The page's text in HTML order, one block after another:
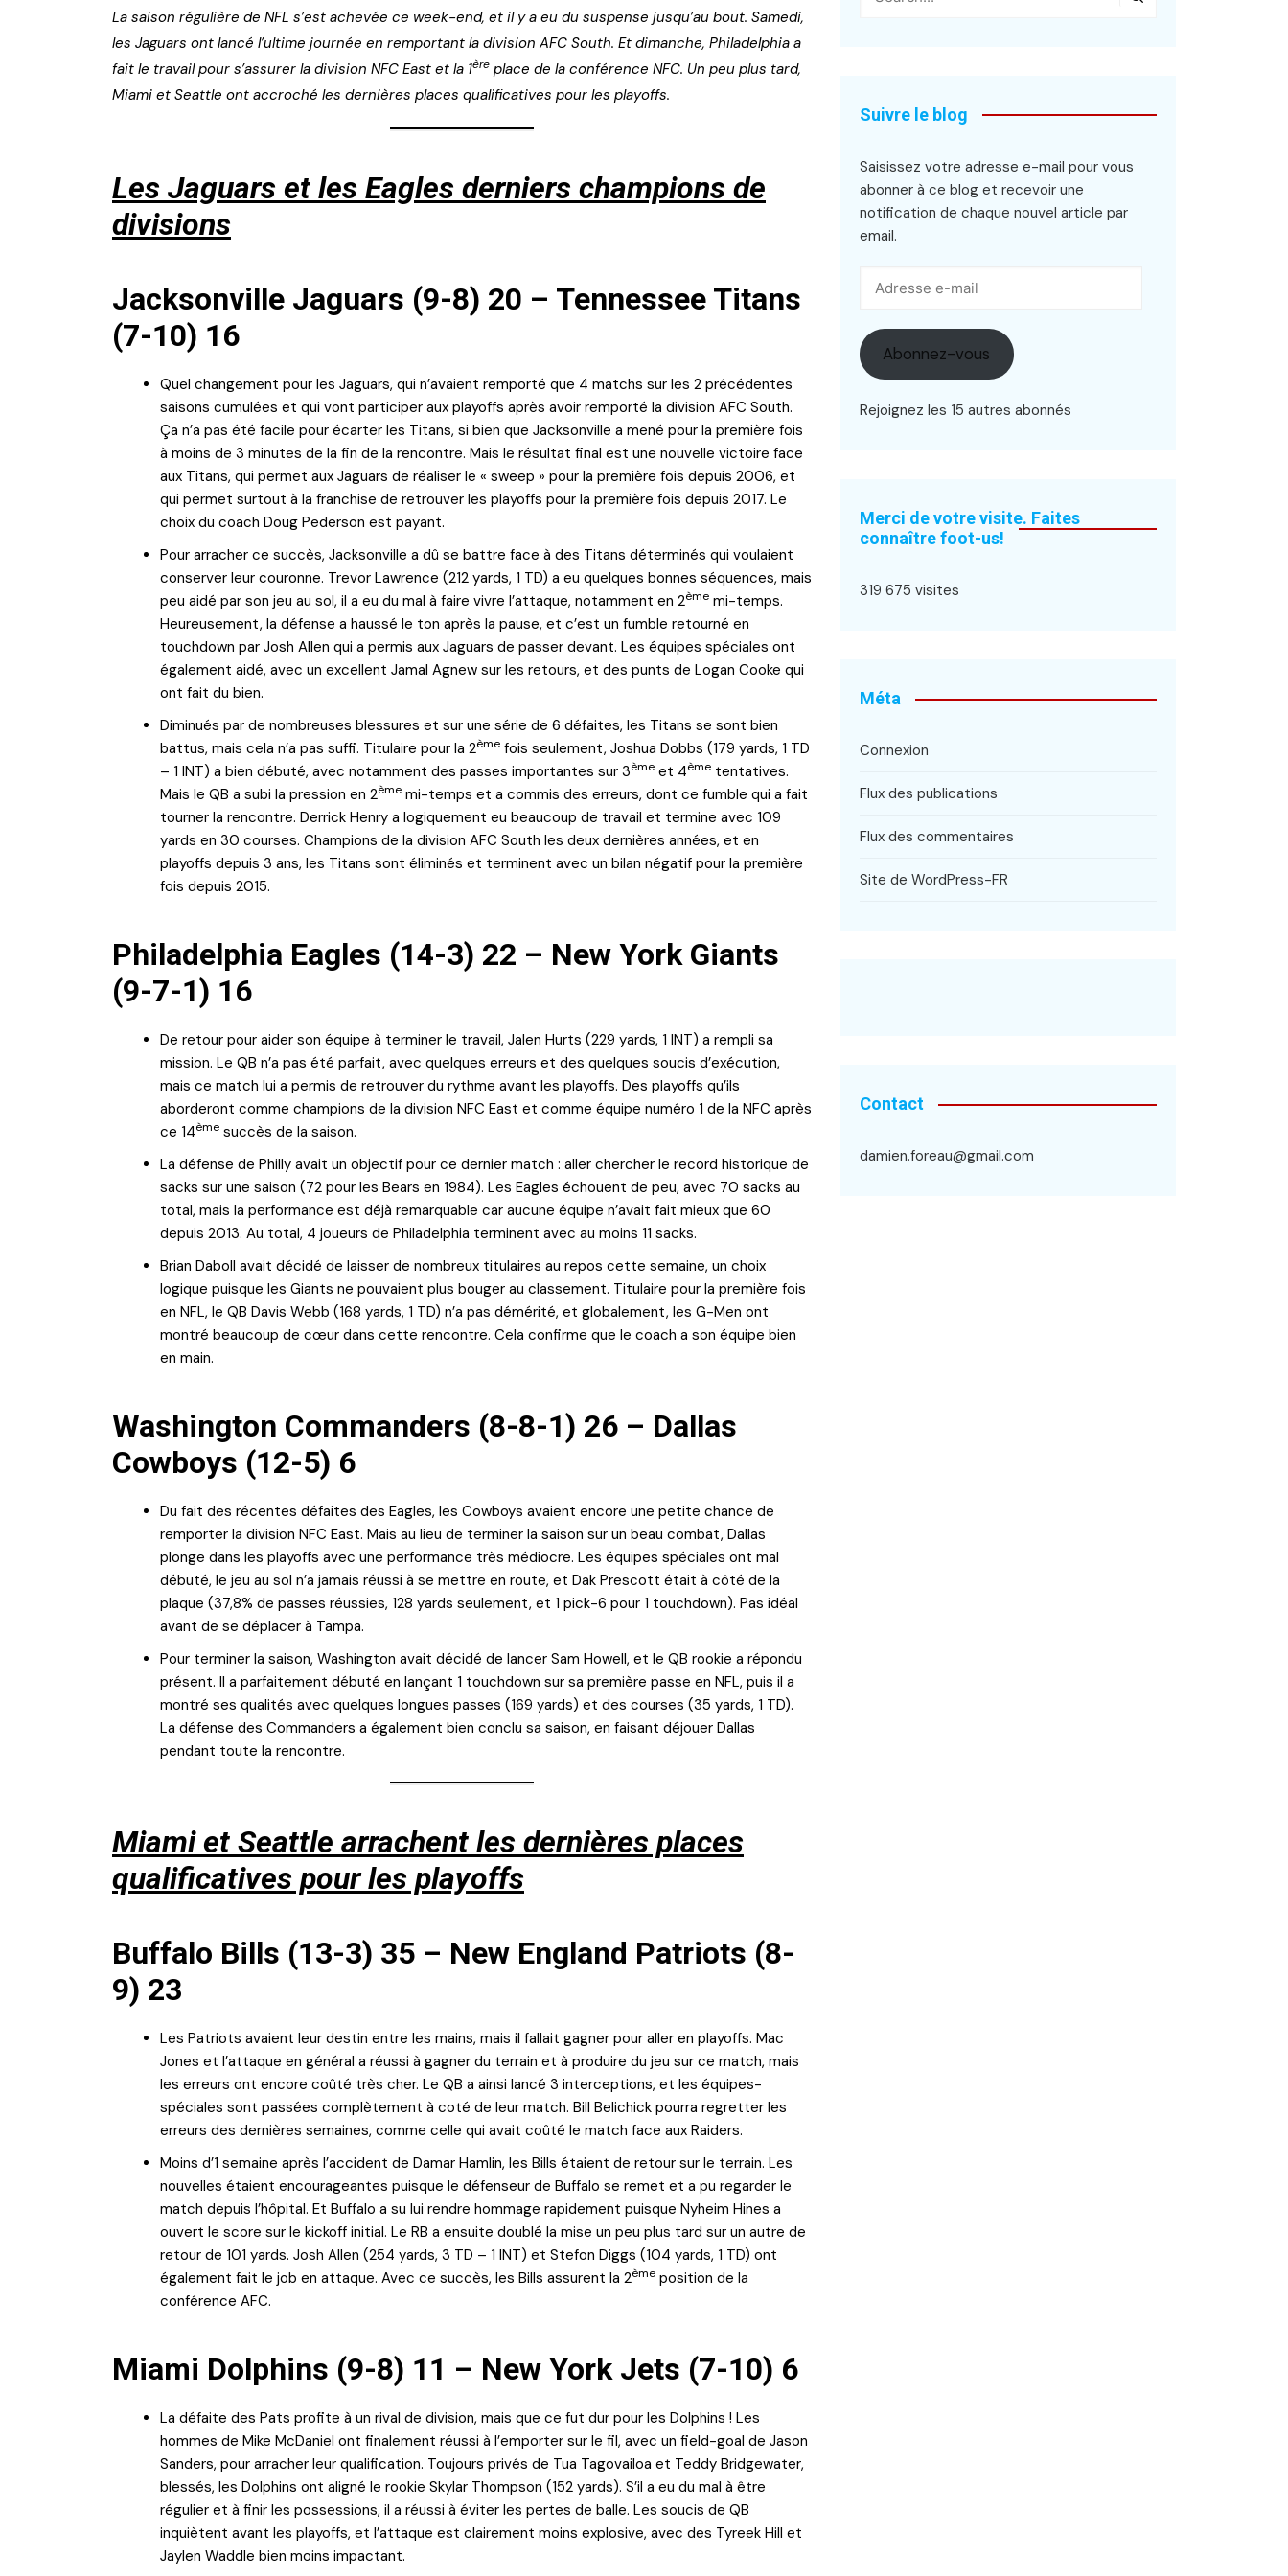
La saison régulière de NFL s’est achevée ce week-end, et il y a eu du suspense jusqu’au bout. Samedi,
les Jaguars ont lancé l’ultime journée en remportant la division AFC South. Et dimanche, Philadelphia a
fait le travail pour s’assurer la division NFC East et la 1ère place de la conférence NFC. Un peu plus tard,
Miami et Seattle ont accroché les dernières places qualificatives pour les playoffs.
Les Jaguars et les Eagles derniers champions de
divisions
Jacksonville Jaguars (9-8) 20 – Tennessee Titans
(7-10) 16
Quel changement pour les Jaguars, qui n’avaient remporté que 4 matchs sur les 2 précédentes
saisons cumulées et qui vont participer aux playoffs après avoir remporté la division AFC South.
Ça n’a pas été facile pour écarter les Titans, si bien que Jacksonville a mené pour la première fois
à moins de 3 minutes de la fin de la rencontre. Mais le résultat final est une nouvelle victoire face
aux Titans, qui permet aux Jaguars de réaliser le « sweep » pour la première fois depuis 2006, et
qui permet surtout à la franchise de retrouver les playoffs pour la première fois depuis 2017. Le
choix du coach Doug Pederson est payant.
Pour arracher ce succès, Jacksonville a dû se battre face à des Titans déterminés qui voulaient
conserver leur couronne. Trevor Lawrence (212 yards, 1 TD) a eu quelques bonnes séquences, mais
peu aidé par son jeu au sol, il a eu du mal à faire vivre l’attaque, notamment en 2ème mi-temps.
Heureusement, la défense a haussé le ton après la pause, et c’est un fumble retourné en
touchdown par Josh Allen qui a permis aux Jaguars de passer devant. Les équipes spéciales ont
également aidé, avec un excellent Jamal Agnew sur les retours, et des punts de Logan Cooke qui
ont fait du bien.
Diminués par de nombreuses blessures et sur une série de 6 défaites, les Titans se sont bien
battus, mais cela n’a pas suffi. Titulaire pour la 2ème fois seulement, Joshua Dobbs (179 yards, 1 TD
– 1 INT) a bien débuté, avec notamment des passes importantes sur 3ème et 4ème tentatives.
Mais le QB a subi la pression en 2ème mi-temps et a commis des erreurs, dont ce fumble qui a fait
tourner la rencontre. Derrick Henry a logiquement eu beaucoup de travail et termine avec 109
yards en 30 courses. Champions de la division AFC South les deux dernières années, et en
playoffs depuis 3 ans, les Titans sont éliminés et terminent avec un bilan négatif pour la première
fois depuis 2015.
Philadelphia Eagles (14-3) 22 – New York Giants
(9-7-1) 16
De retour pour aider son équipe à terminer le travail, Jalen Hurts (229 yards, 1 INT) a rempli sa
mission. Le QB n’a pas été parfait, avec quelques erreurs et des quelques soucis d’exécution,
mais ce match lui a permis de retrouver du rythme avant les playoffs. Des playoffs qu’ils
aborderont comme champions de la division NFC East et comme équipe numéro 1 de la NFC après
ce 14ème succès de la saison.
La défense de Philly avait un objectif pour ce dernier match : aller chercher le record historique de
sacks sur une saison (72 pour les Bears en 1984). Les Eagles échouent de peu, avec 70 sacks au
total, mais la performance est déjà remarquable car aucune équipe n’avait fait mieux que 60
depuis 2013. Au total, 4 joueurs de Philadelphia terminent avec au moins 11 sacks.
Brian Daboll avait décidé de laisser de nombreux titulaires au repos cette semaine, un choix
logique puisque les Giants ne pouvaient plus bouger au classement. Titulaire pour la première fois
en NFL, le QB Davis Webb (168 yards, 1 TD) n’a pas démérité, et globalement, les G-Men ont
montré beaucoup de cœur dans cette rencontre. Cela confirme que le coach a son équipe bien
en main.
Washington Commanders (8-8-1) 26 – Dallas
Cowboys (12-5) 6
Du fait des récentes défaites des Eagles, les Cowboys avaient encore une petite chance de
remporter la division NFC East. Mais au lieu de terminer la saison sur un beau combat, Dallas
plonge dans les playoffs avec une performance très médiocre. Les équipes spéciales ont mal
débuté, le jeu au sol n’a jamais réussi à se mettre en route, et Dak Prescott était à côté de la
plaque (37,8% de passes réussies, 128 yards seulement, et 1 pick-6 pour 1 touchdown). Pas idéal
avant de se déplacer à Tampa.
Pour terminer la saison, Washington avait décidé de lancer Sam Howell, et le QB rookie a répondu
présent. Il a parfaitement débuté en lançant 1 touchdown sur sa première passe en NFL, puis il a
montré ses qualités avec quelques longues passes (169 yards) et des courses (35 yards, 1 TD).
La défense des Commanders a également bien conclu sa saison, en faisant déjouer Dallas
pendant toute la rencontre.
Miami et Seattle arrachent les dernières places
qualificatives pour les playoffs
Buffalo Bills (13-3) 35 – New England Patriots (8-
9) 23
Les Patriots avaient leur destin entre les mains, mais il fallait gagner pour aller en playoffs. Mac
Jones et l’attaque en général a réussi à gagner du terrain et à produire du jeu sur ce match, mais
les erreurs ont encore coûté très cher. Le QB a ainsi lancé 3 interceptions, et les équipes-
spéciales sont passées complètement à coté de leur match. Bill Belichick pourra regretter les
erreurs des dernières semaines, comme celle qui avait coûté le match face aux Raiders.
Moins d’1 semaine après l’accident de Damar Hamlin, les Bills étaient de retour sur le terrain. Les
nouvelles étaient encourageantes puisque le défenseur de Buffalo se remet et a pu regarder le
match depuis l’hôpital. Et Buffalo a su lui rendre hommage rapidement puisque Nyheim Hines a
ouvert le score sur le kickoff initial. Le RB a ensuite doublé la mise un peu plus tard sur un autre de
retour de 101 yards. Josh Allen (254 yards, 3 TD – 1 INT) et Stefon Diggs (104 yards, 1 TD) ont
également fait le job en attaque. Avec ce succès, les Bills assurent la 2ème position de la
conférence AFC.
Miami Dolphins (9-8) 11 – New York Jets (7-10) 6
La défaite des Pats profite à un rival de division, mais que ce fut dur pour les Dolphins ! Les
hommes de Mike McDaniel ont finalement réussi à l’emporter sur le fil, avec un field-goal de Jason
Sanders, pour arracher leur qualification. Toujours privés de Tua Tagovailoa et Teddy Bridgewater,
blessés, les Dolphins ont aligné le rookie Skylar Thompson (152 yards). S’il a eu du mal à être
régulier et à finir les possessions, il a réussi à éviter les pertes de balle. Les soucis de QB
inquiètent avant les playoffs, et l’attaque est clairement moins explosive, avec des Tyreek Hill et
Jaylen Waddle bien moins impactant.
Suivre le blog
Saisissez votre adresse e-mail pour vous
abonner à ce blog et recevoir une
notification de chaque nouvel article par
email.
Abonnez-vous
Rejoignez les 15 autres abonnés
Merci de votre visite. Faites
connaître foot-us!
319 675 visites
Méta
Connexion
Flux des publications
Flux des commentaires
Site de WordPress-FR
Contact
damien.foreau@gmail.com